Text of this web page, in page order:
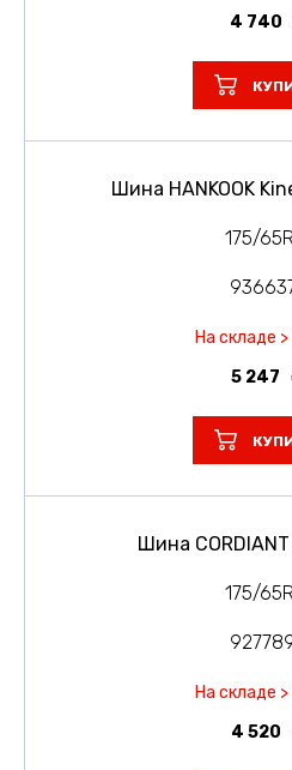
4 740
Шина HANKOOK
175/
На складе
5 247
Шина CORDIANT
175/
На складе
4 520